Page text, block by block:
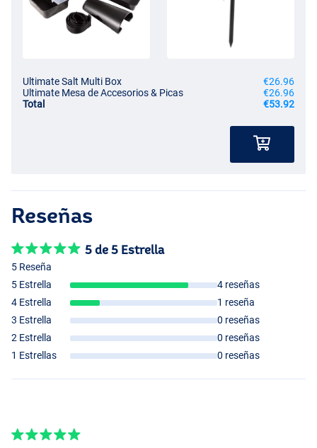
Ultimate Salt Multi Box
€26.96
Ultimate Mesa de Accesorios & Picas
€26.96
Total
€53.92
Reseñas
5 de 5 Estrella
5 Reseña
5 Estrella
4 reseñas
4 Estrella
1 reseña
3 Estrella
0 reseñas
2 Estrella
0 reseñas
1 Estrellas
0 reseñas